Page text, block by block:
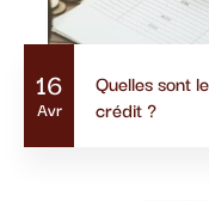
16
Avr
Quelles sont
crédit ?